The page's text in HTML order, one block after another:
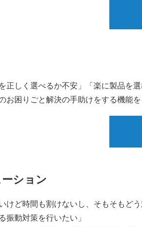
しく選べるか不安」「楽に製品を選
お困りごと解決の手助けをする機能を
ション
けど時間も割けないし、そもそもど
振動対策を行いたい」